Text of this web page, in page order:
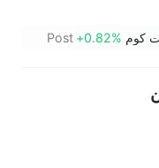
كوم +0.82%
Post